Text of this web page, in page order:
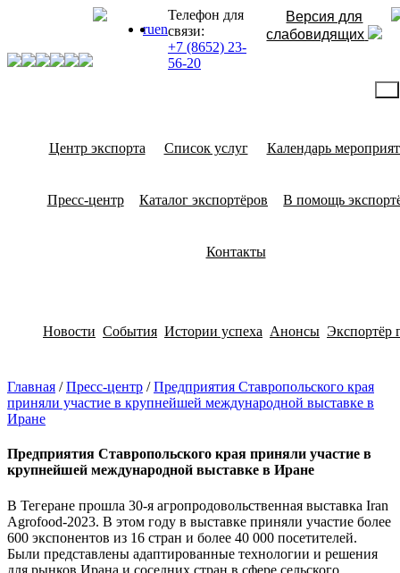
ruen
Телефон для
связи:
+7 (8652) 23-
56-20
Версия для
слабовидящих
Центр экспорта Список услуг Календарь
Пресс-центр Каталог экспортёров В помощь
Контакты
Новости События Истории успеха Анонсы Экспортёр
Главная /Пресс-центр /Предприятия Ставропольского края
приняли участие в крупнейшей международной выставке в
Иране
Предприятия Ставропольского края приняли участие в
крупнейшей международной выставке в Иране
В Тегеране прошла 30-я агропродовольственная выставка Iran
Agrofood-2023. В этом году в выставке приняли участие более
600 экспонентов из 16 стран и более 40 000 посетителей.
Были представлены адаптированные технологии и решения
для рынков Ирана и соседних стран в сфере сельского